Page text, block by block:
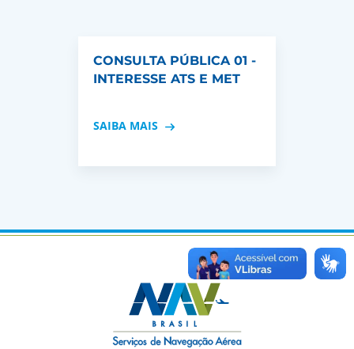
CONSULTA PÚBLICA 01 -
INTERESSE ATS E MET
SAIBA MAIS